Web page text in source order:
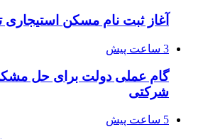
آغاز ثبت‌ نام مسکن استیجاری
3 ساعت پیش
گام عملی دولت برای حل
شرکتی
5 ساعت پیش